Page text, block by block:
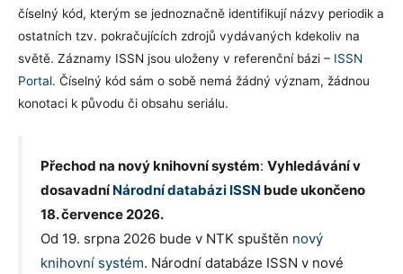
číselný kód, kterým se jednoznačně identifikují názvy periodik a
ostatních tzv. pokračujících zdrojů vydávaných kdekoliv na
světě. Záznamy ISSN jsou uloženy v referenční bázi – ISSN
Portal. Číselný kód sám o sobě nemá žádný význam, žádnou
konotaci k původu či obsahu seriálu.
Přechod na nový knihovní systém: Vyhledávání v
dosavadníNárodní databázi ISSN bude ukončeno
18. července 2026.
Od 19. srpna 2026 bude v NTK spuštěn nový
knihovní systém. Národní databáze ISSN v nové